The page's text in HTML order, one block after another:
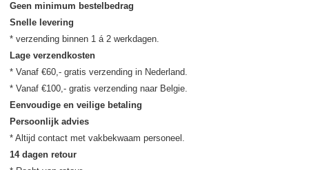
Geen minimum bestelbedrag
Snelle levering
Lage verzendkosten
* Vanaf €60,- gratis verzending in Nederland.
Eenvoudige en veilige betaling
Persoonlijk advies
14 dagen retour